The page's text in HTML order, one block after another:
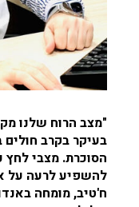
"מצב הרוח שלנו
בעיקר בקרב
הסוכרת. מצבי לחץ
להשפיע לרעה על
ח'טיב, מומחה